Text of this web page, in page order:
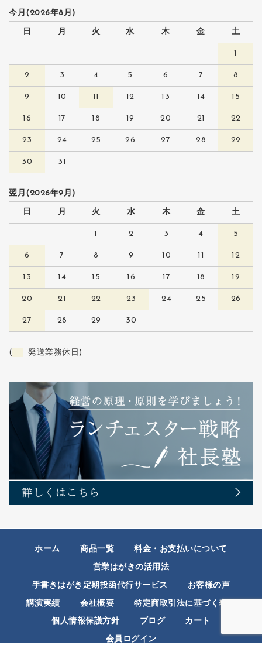
今月(2026年8月)
日 月 火 水 木 金 土
1
2 3 4 5 6 7 8
9 10 11 12 13 14 15
16 17 18 19 20 21 22
23 24 25 26 27 28 29
30 31
翌月(2026年9月)
日 月 火 水 木 金 土
1 2 3 4 5
6 7 8 9 10 11 12
13 14 15 16 17 18 19
20 21 22 23 24 25 26
27 28 29 30
( 発送業務休日)
ホーム 商品一覧 料金・お支払いについて
営業はがきの活用法
手書きはがき定期投函代行サービス お客様の声
講演実績 会社概要 特定商取引法に基づく表記
個人情報保護方針 ブログ カート
会員ログイン